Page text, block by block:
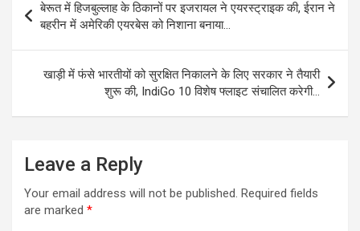
navigation
बेरूत में हिजबुल्लाह के ठिकानों पर इजरायल ने एयरस्ट्राइक की, ईरान ने
बहरीन में अमेरिकी एयरबेस को निशाना बनाया…
खाड़ी में फंसे भारतीयों को सुरक्षित निकालने के लिए सरकार ने तैयारी
शुरू की, IndiGo 10 विशेष फ्लाइट संचालित करेगी…
Leave a Reply
Your email address will not be published. Required fields
are marked *